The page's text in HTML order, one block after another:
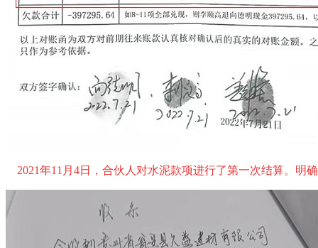
2021年11月4日，合伙人对水泥款项进行了第一次结算。明